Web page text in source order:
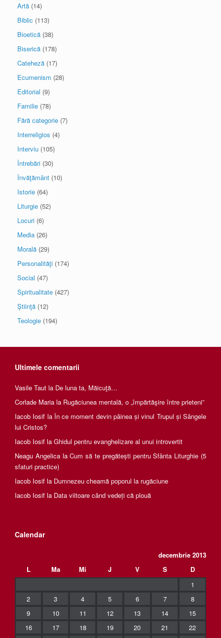
Artă (14)
Biblic (113)
Bioetică (38)
Biserică (178)
Cateheză (17)
Ecumenism (28)
Editorial (9)
Familie (78)
Fără categorie (7)
Interreligios (4)
Interviu (105)
Întrebări (30)
Învăţământ (10)
Istorie (64)
Liturgie (52)
Locuri (6)
Media (26)
Morală (29)
Personalităţi (174)
Social (47)
Spiritualitate (427)
Ştiinţă (12)
Teologie (194)
Ultimele comentarii
Vasile Taut la De luna ta, Măicuţă…
Corlade Maria la Rugăciunea mentală, o „împărtăşire între prieteni”
Iacob Iosif la În ce moment devin pâinea și vinul Trupul și Sângele
lui Cristos?
Iacob Iosif la Ghidul pentru evanghelizare al unui introvertit
Neagu AngelicalaCum să te pregătești pentru Sfânta Liturghie (5
sfaturi practice)
Iacob Iosif la Dumnezeu cheamă poporul la rugăciune
Iacob Iosif la Data viitoare când vedeți că plouă
Calendar
decembrie 2013
L
Ma Mi J V S
D
1
2
3 4 5 6 7
8
9
10 11 12 13 14
15
16
17 18 19 20 21
22